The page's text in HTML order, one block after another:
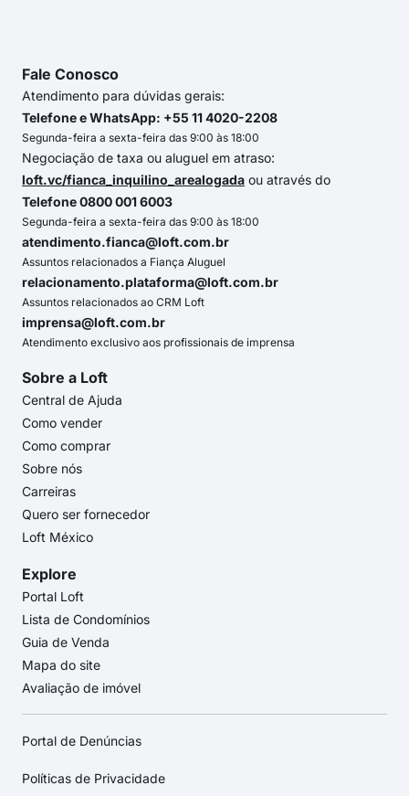
Fale Conosco
Atendimento para dúvidas gerais:
Telefone e WhatsApp: +55 11 4020-2208
Segunda-feira a sexta-feira das 9:00 às 18:00
Negociação de taxa ou aluguel em atraso:
loft.vc/fianca_inquilino_arealogada ou através do
Telefone 0800 001 6003
Segunda-feira a sexta-feira das 9:00 às 18:00
atendimento.fianca@loft.com.br
Assuntos relacionados a Fiança Aluguel
relacionamento.plataforma@loft.com.br
Assuntos relacionados ao CRM Loft
imprensa@loft.com.br
Atendimento exclusivo aos profissionais de imprensa
Sobre a Loft
Central de Ajuda
Como vender
Como comprar
Sobre nós
Carreiras
Quero ser fornecedor
Loft México
Explore
Portal Loft
Lista de Condomínios
Guia de Venda
Mapa do site
Avaliação de imóvel
Portal de Denúncias
Políticas de Privacidade